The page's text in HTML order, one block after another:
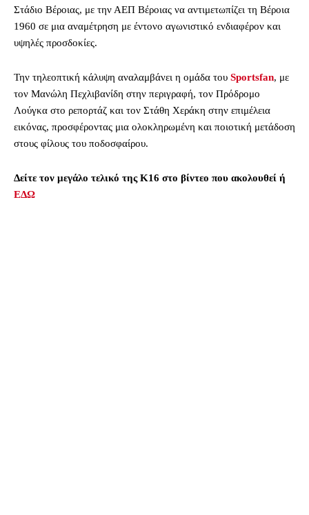
Στάδιο Βέροιας, με την ΑΕΠ Βέροιας να αντιμετωπίζει τη Βέροια
1960 σε μια αναμέτρηση με έντονο αγωνιστικό ενδιαφέρον και
υψηλές προσδοκίες.
Την τηλεοπτική κάλυψη αναλαμβάνει η ομάδα του Sportsfan, με
τον Μανώλη Πεχλιβανίδη στην περιγραφή, τον Πρόδρομο
Λούγκα στο ρεπορτάζ και τον Στάθη Χεράκη στην επιμέλεια
εικόνας, προσφέροντας μια ολοκληρωμένη και ποιοτική μετάδοση
στους φίλους του ποδοσφαίρου.
Δείτε τον μεγάλο τελικό της Κ16 στο βίντεο που ακολουθεί ή
ΕΔΩ